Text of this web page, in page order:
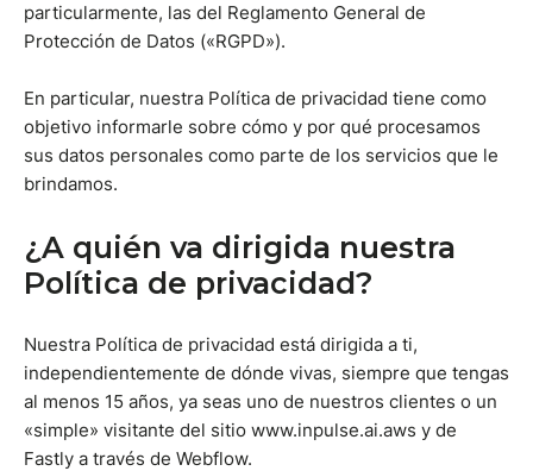
particularmente, las del Reglamento General de
Protección de Datos («RGPD»).
En particular, nuestra Política de privacidad tiene como
objetivo informarle sobre cómo y por qué procesamos
sus datos personales como parte de los servicios que le
brindamos.
¿A quién va dirigida nuestra
Política de privacidad?
Nuestra Política de privacidad está dirigida a ti,
independientemente de dónde vivas, siempre que tengas
al menos 15 años, ya seas uno de nuestros clientes o un
«simple» visitante del sitio www.inpulse.ai.aws y de
Fastly a través de Webflow.